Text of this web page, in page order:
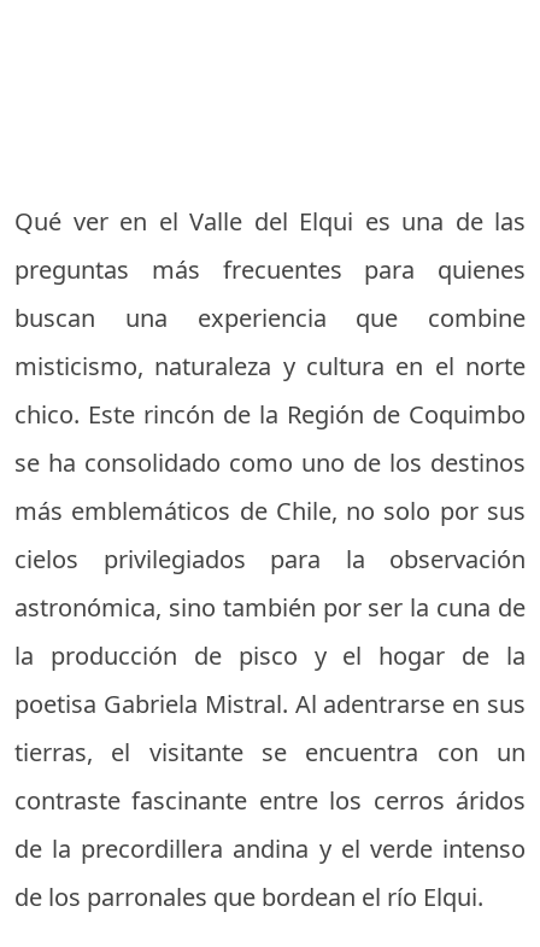
Qué ver en el Valle del Elqui es una de las
preguntas más frecuentes para quienes
buscan una experiencia que combine
misticismo, naturaleza y cultura en el norte
chico. Este rincón de la Región de Coquimbo
se ha consolidado como uno de los destinos
más emblemáticos de Chile, no solo por sus
cielos privilegiados para la observación
astronómica, sino también por ser la cuna de
la producción de pisco y el hogar de la
poetisa Gabriela Mistral. Al adentrarse en sus
tierras, el visitante se encuentra con un
contraste fascinante entre los cerros áridos
de la precordillera andina y el verde intenso
de los parronales que bordean el río Elqui.